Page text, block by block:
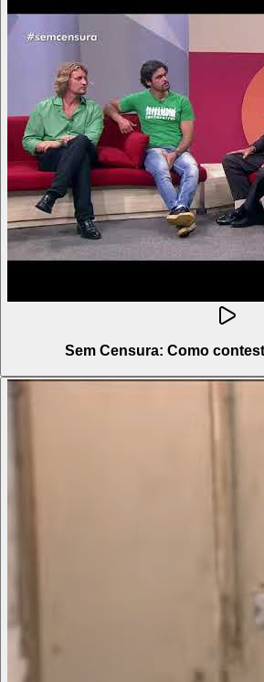
Sem Censura: Como